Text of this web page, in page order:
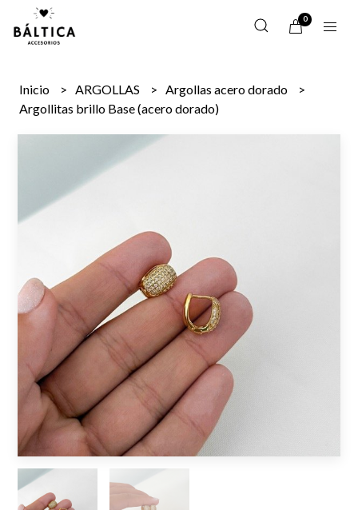
0
Inicio ARGOLLAS
Argollas acero dorado
Argollitas brillo Base (acero dorado)